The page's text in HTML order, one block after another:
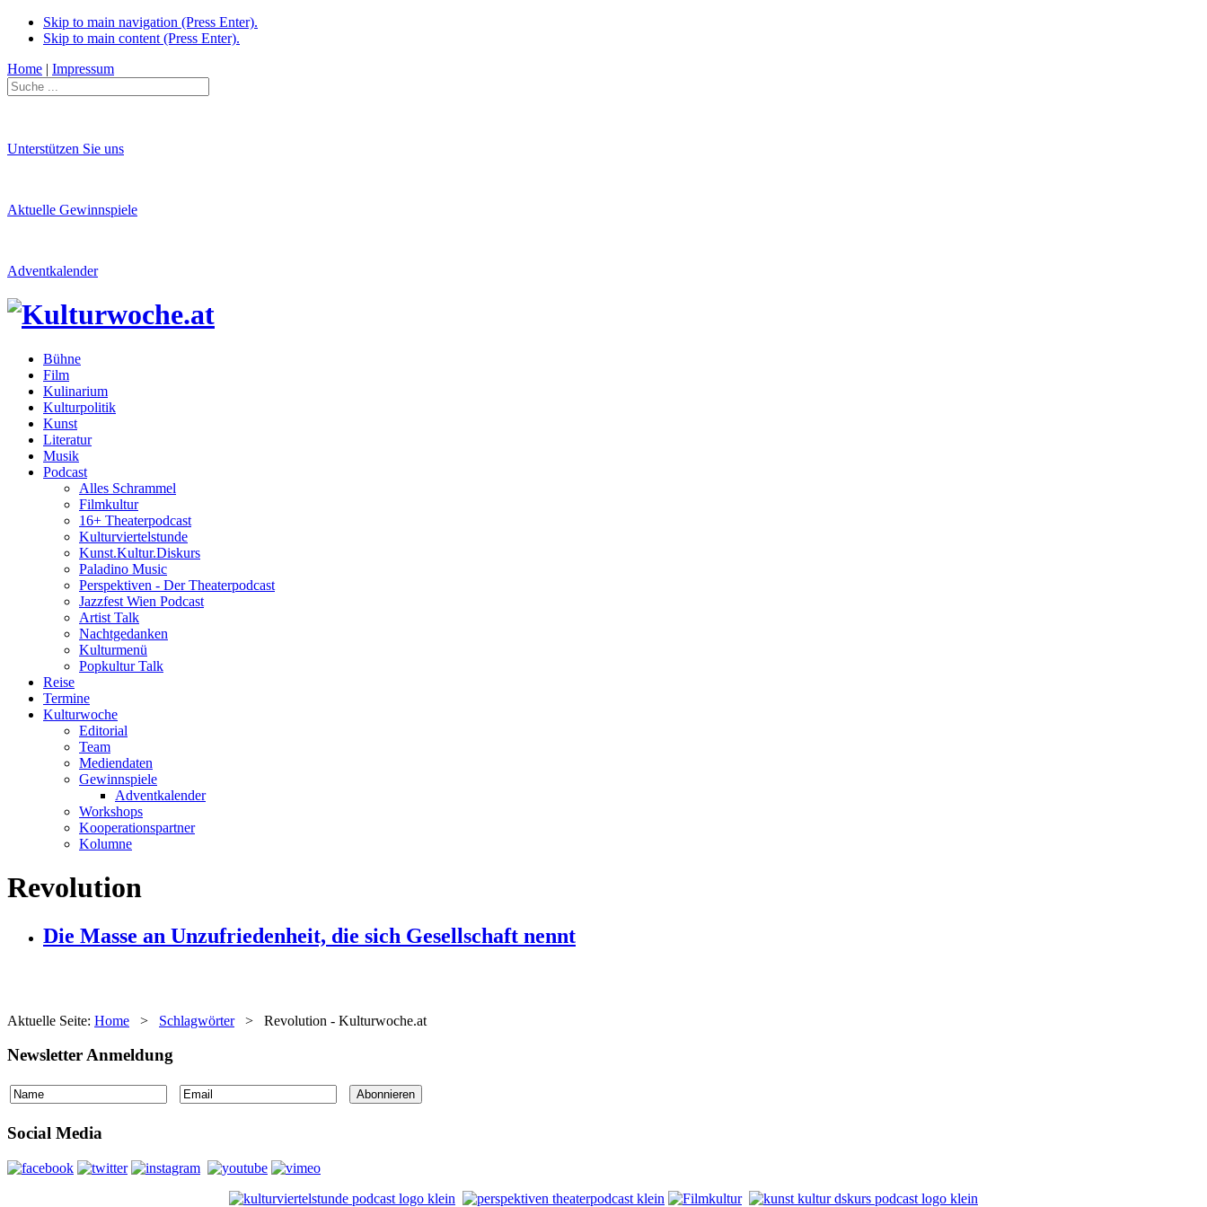
Skip to main navigation (Press Enter).
Skip to main content (Press Enter).
Home | Impressum
Unterstützen Sie uns
Aktuelle Gewinnspiele
Adventkalender
Bühne
Film
Kulinarium
Kulturpolitik
Kunst
Literatur
Musik
Podcast
Alles Schrammel
Filmkultur
16+ Theaterpodcast
Kulturviertelstunde
Kunst.Kultur.Diskurs
Paladino Music
Perspektiven - Der Theaterpodcast
Jazzfest Wien Podcast
Artist Talk
Nachtgedanken
Kulturmenü
Popkultur Talk
Reise
Termine
Kulturwoche
Editorial
Team
Mediendaten
Gewinnspiele
Adventkalender
Workshops
Kooperationspartner
Kolumne
Revolution
Die Masse an Unzufriedenheit, die sich Gesellschaft nennt
Aktuelle Seite: Home > Schlagwörter > Revolution - Kulturwoche.at
Newsletter Anmeldung
Social Media